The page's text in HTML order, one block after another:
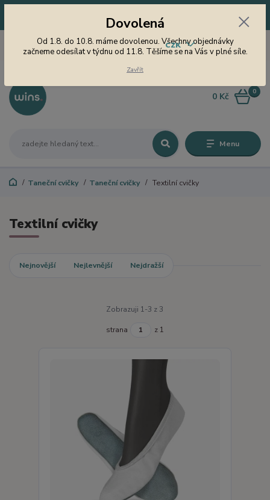
začneme odesílat v týdnu od 11.8. Těšíme se na Vás v plné síle.
Menu
CZK
605 747 185
Jsme tu pro Vás od 9 do 15
hodin
0
0 Kč
Taneční cvičky Taneční cvičky Textilní cvičky
Textilní cvičky
Nejnovější Nejlevnější Nejdražší
Zobrazuji 1-3 z 3
strana z 1
Dovolená
Od 1.8. do 10.8. máme dovolenou. Všechny objednávky
začneme odesílat v týdnu od 11.8. Těšíme se na Vás v plné síle.
Zavřít